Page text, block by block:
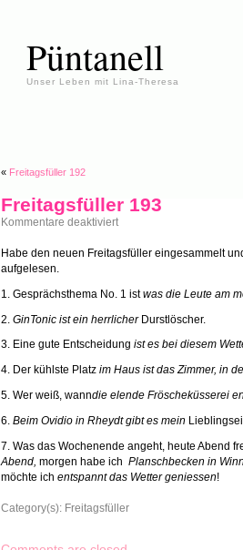
Püntanell
Unser Leben mit Lina-Theresa
« Freitagsfüller 192
Freitagsfüller 193
Kommentare deaktiviertfür
Habe den neuen Freitagsfüller eingesammelt
aufgelesen.
1. Gesprächsthema No. 1 istwas die Leute am
2. GinTonic ist ein herrlicher Durstlöscher.
3. Eine gute Entscheidung ist es bei diesem
4. Der kühlste Platz im Haus ist das Zimmer, in
5. Wer weiß, wanndie elende Fröscheküsserei
6. Beim Ovidio in Rheydt gibt es mein
7. Was das Wochenende angeht, heute Abend
Abend, morgen habe ich Planschbecken in
möchte ich entspannt das Wetter geniessen!
Category(s): Freitagsfüller